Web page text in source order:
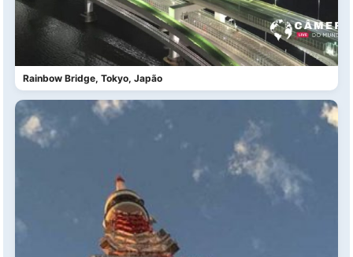
Rainbow Bridge, Tokyo, Japão